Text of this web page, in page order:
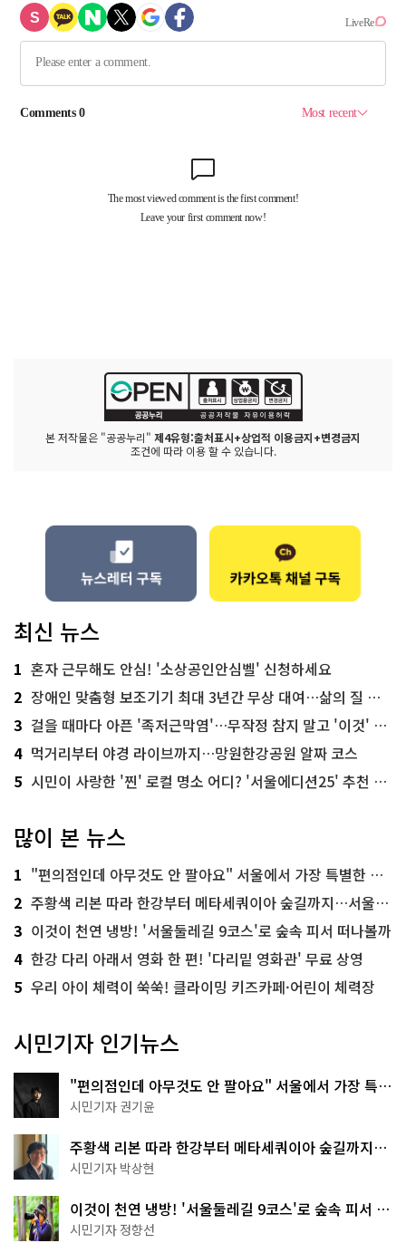
본 저작물은 "공공누리" 제4유형:출처표시+상업적 이용금지+변경금지
조건에 따라 이용 할 수 있습니다.
최신 뉴스
1 혼자 근무해도 안심! '소상공인안심벨' 신청하세요
2 장애인 맞춤형 보조기기 최대 3년간 무상 대여…삶의 질 높인다
3 걸을 때마다 아픈 '족저근막염'…무작정 참지 말고 '이것' 해보세요!
4 먹거리부터 야경 라이브까지…망원한강공원 알짜 코스
5 시민이 사랑한 '찐' 로컬 명소 어디? '서울에디션25' 추천 코스
많이 본 뉴스
1 "편의점인데 아무것도 안 팔아요" 서울에서 가장 특별한 편의점의 정체
2 주황색 리본 따라 한강부터 메타세쿼이아 숲길까지…서울둘레길 15코스
3 이것이 천연 냉방! '서울둘레길 9코스'로 숲속 피서 떠나볼까
4 한강 다리 아래서 영화 한 편! '다리밑 영화관' 무료 상영
5 우리 아이 체력이 쑥쑥! 클라이밍 키즈카페·어린이 체력장
시민기자 인기뉴스
"편의점인데 아무것도 안 팔아요" 서울에서 가장 특별
한 편의점의 정체
시민기자 권기윤
주황색 리본 따라 한강부터 메타세쿼이아 숲길까지…
서울둘레길 15코스
시민기자 박상현
이것이 천연 냉방! '서울둘레길 9코스'로 숲속 피서 떠
나볼까
시민기자 정향선